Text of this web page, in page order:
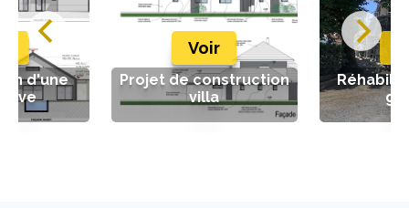
d'une
Voir
Projet de construction
villa